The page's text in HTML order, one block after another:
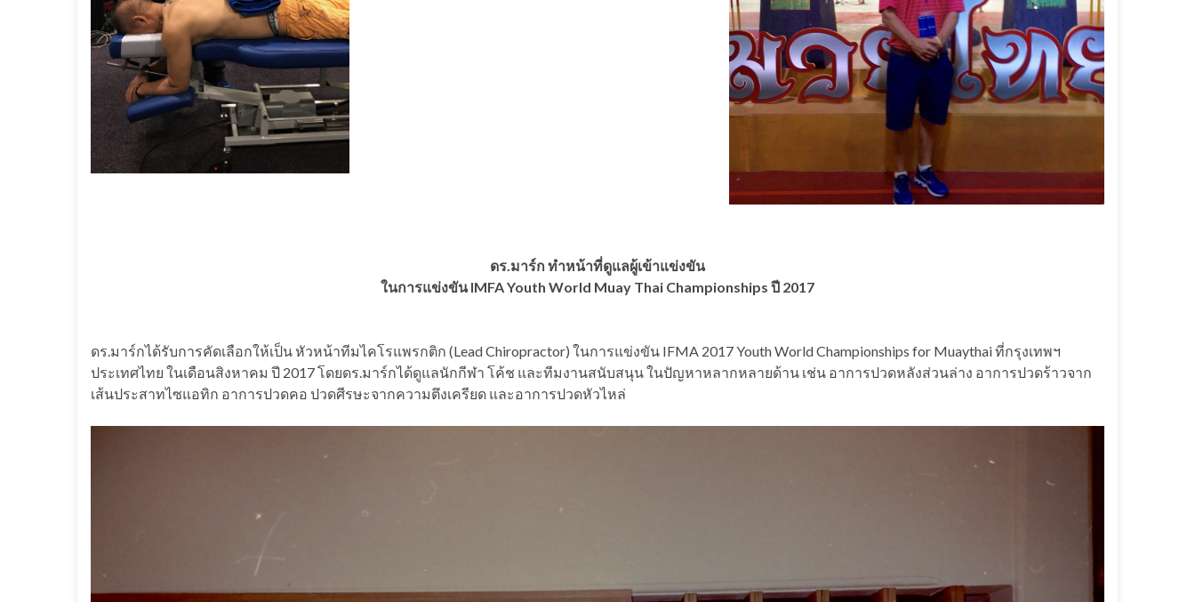
ดร.มาร์ก ทำหน้าที่ดูแลผู้เข้าแข่งขัน
ในการแข่งขัน IMFA Youth World Muay Thai Championships ปี 2017
ดร.มาร์กได้รับการคัดเลือกให้เป็น หัวหน้าทีมไคโรแพรกติก (Lead Chiropractor) ในการแข่งขัน IFMA 2017 Youth World Championships for Muaythai ที่กรุงเทพฯ
ประเทศไทย ในเดือนสิงหาคม ปี 2017 โดยดร.มาร์กได้ดูแลนักกีฬา โค้ช และทีมงานสนับสนุน ในปัญหาหลากหลายด้าน เช่น อาการปวดหลังส่วนล่าง อาการปวดร้าวจาก
เส้นประสาทไซแอทิก อาการปวดคอ ปวดศีรษะจากความตึงเครียด และอาการปวดหัวไหล่